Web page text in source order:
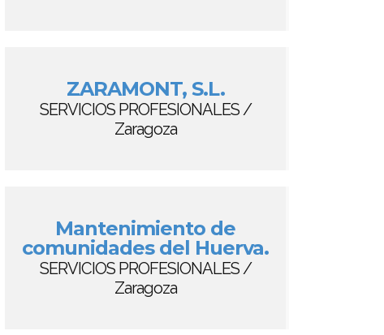
ZARAMONT, S.L.
SERVICIOS PROFESIONALES /
Zaragoza
Mantenimiento de
comunidades del Huerva.
SERVICIOS PROFESIONALES /
Zaragoza